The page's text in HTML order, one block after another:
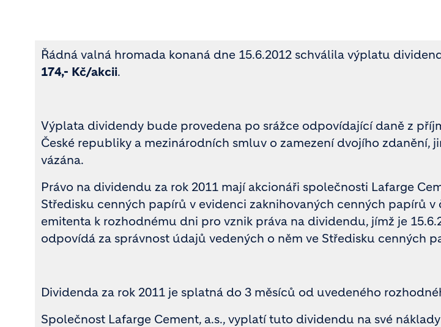
Řádná valná hromada konaná dne 15.6.2012 schválila výplatu
174,- Kč/akcii.
Výplata dividendy bude provedena po srážce odpovídající daně z
České republiky a mezinárodních smluv o zamezení dvojího zdanění,
vázána.
Právo na dividendu za rok 2011 mají akcionáři společnosti Lafarge
Středisku cenných papírů v evidenci zaknihovaných cenných papírů v
emitenta k rozhodnému dni pro vznik práva na dividendu, jímž je
odpovídá za správnost údajů vedených o něm ve Středisku cenných
Dividenda za rok 2011 je splatná do 3 měsíců od uvedeného
Společnost Lafarge Cement, a.s., vyplatí tuto dividendu na své